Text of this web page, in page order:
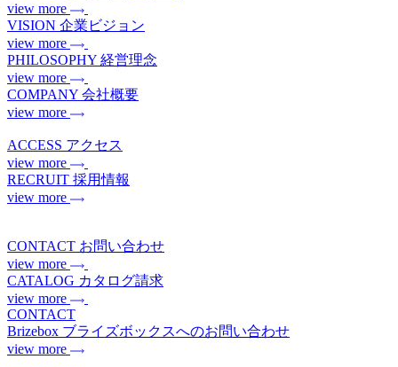
view more
VISION 企業ビジョン
view more
PHILOSOPHY 経営理念
view more
COMPANY 会社概要
view more
ACCESS アクセス
view more
RECRUIT 採用情報
view more
CONTACT お問い合わせ
view more
CATALOG カタログ請求
view more
CONTACT
Brizebox ブライズボックスへのお問い合わせ
view more